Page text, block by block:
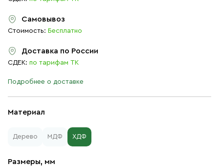
Материал
Дерево МДФ ХДФ
Размеры, мм
Самовывоз
Стоимость: Бесплатно
Доставка по России
СДЕК: по тарифам ТК
Подробнее о доставке